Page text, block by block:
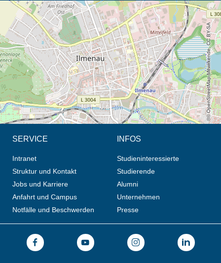
Öffnet die Anfahrtsbeschreibung in neuem Tab (Karte)
© OpenStreetMap-Mitwirkende, CC BY-SA
SERVICE
Intranet
Struktur und Kontakt
Jobs und Karriere
Anfahrt und Campus
Notfälle und Beschwerden
INFOS
Studieninteressierte
Studierende
Alumni
Unternehmen
Presse